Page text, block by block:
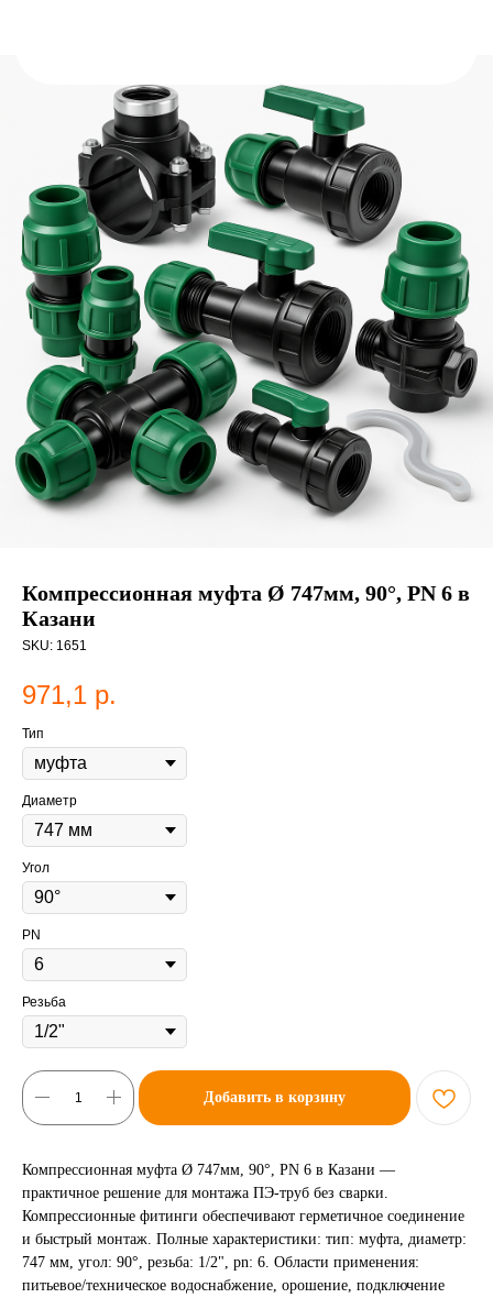
Компрессионная муфта Ø 747мм, 90°, PN 6 в
Казани
SKU: 1651
971,1 р.
Тип
Диаметр
Угол
PN
Резьба
Добавить в корзину
Компрессионная муфта Ø 747мм, 90°, PN 6 в Казани —
практичное решение для монтажа ПЭ-труб без сварки.
Компрессионные фитинги обеспечивают герметичное соединение
и быстрый монтаж. Полные характеристики: тип: муфта, диаметр:
747 мм, угол: 90°, резьба: 1/2", pn: 6. Области применения:
питьевое/техническое водоснабжение, орошение, подключение